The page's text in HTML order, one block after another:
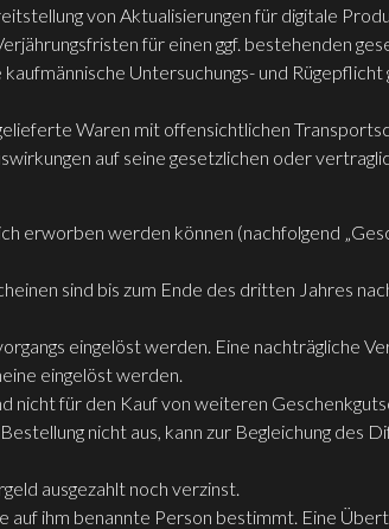
von Aktualisierungen für digitale
für einen ggf. bestehenden
Untersuchungs- und
Waren mit offensichtlichen
auf seine gesetzlichen oder
erworben werden können (nachfolgend
sind bis zum Ende des dritten Jahres
eingelöst werden. Eine nachträgliche
eingelöst werden.
nicht für den Kauf von weiteren
nicht aus, kann zur Begleichung
ausgezahlt noch verzinst.
ihm benannte Person bestimmt. Eine